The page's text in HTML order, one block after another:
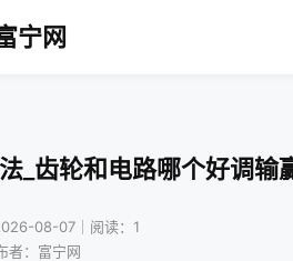
宁网
_齿轮和电路哪个好调输
08-07｜阅读：1
者：富宁网